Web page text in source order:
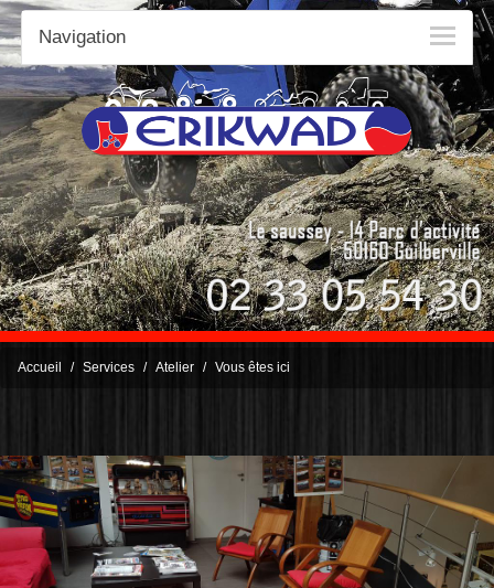
Navigation
Accueil Services Atelier Vous êtes ici